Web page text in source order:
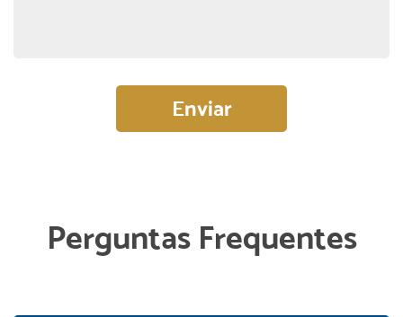
Perguntas Frequentes